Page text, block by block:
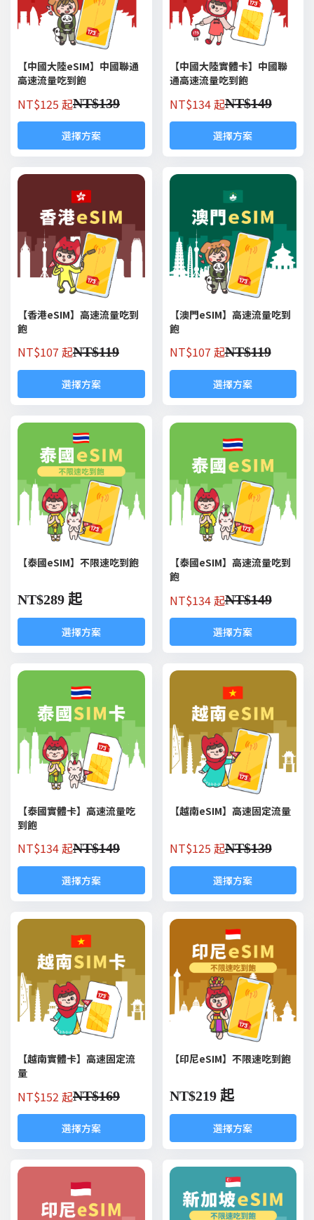
【中國大陸eSIM】中國聯通
高速流量吃到飽
NT$125 起NT$139
選擇方案
【中國大陸實體卡】中國聯
通高速流量吃到飽
NT$134 起NT$149
選擇方案
【香港eSIM】高速流量吃到
飽
NT$107 起NT$119
選擇方案
【澳門eSIM】高速流量吃到
飽
NT$107 起NT$119
選擇方案
【泰國eSIM】不限速吃到飽
NT$289 起
選擇方案
【泰國eSIM】高速流量吃到
飽
NT$134 起NT$149
選擇方案
【泰國實體卡】高速流量吃
到飽
NT$134 起NT$149
選擇方案
【越南eSIM】高速固定流量
NT$125 起NT$139
選擇方案
【越南實體卡】高速固定流
量
NT$152 起NT$169
選擇方案
【印尼eSIM】不限速吃到飽
NT$219 起
選擇方案